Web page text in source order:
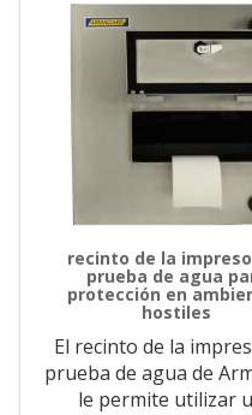
recinto de la
prueba de agua
protección en
hostiles
El recinto de la
prueba de agua de
le permite utilizar